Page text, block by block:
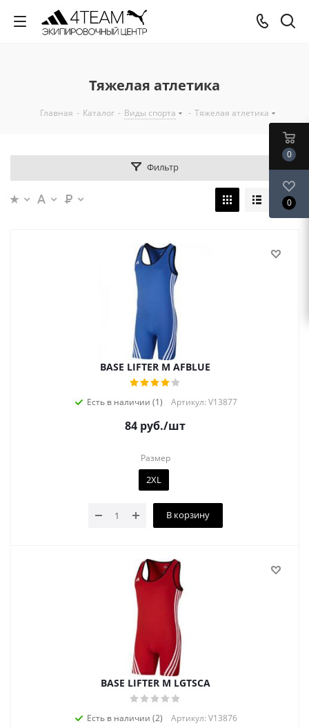
Тяжелая атлетика
Главная - Каталог - Виды спорта - Тяжелая атлетика
Фильтр
BASE LIFTER M AFBLUE
Есть в наличии (1) Артикул: V13877
84 руб./шт
Размер
2XL
В корзину
BASE LIFTER M LGTSCA
Есть в наличии (2) Артикул: V13876
0
0